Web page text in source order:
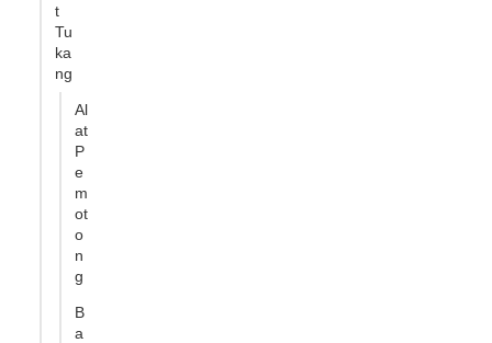
t
Tu
ka
ng
Al
at
P
e
m
ot
o
n
g
B
a